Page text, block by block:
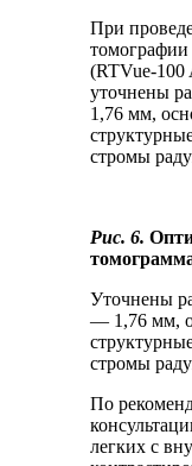
При
томографии
(RTVue-
уточнены
1,76 мм,
стромы
Рис. 6.
томограмма
Уточнены
— 1,76 мм,
стромы
По
легких с